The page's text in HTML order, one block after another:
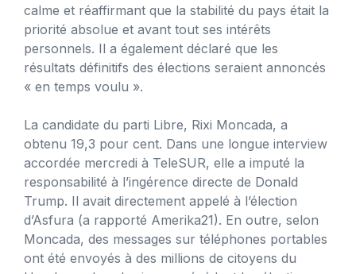
calme et réaffirmant que la stabilité du pays était la
priorité absolue et avant tout ses intérêts
personnels. Il a également déclaré que les
résultats définitifs des élections seraient annoncés
« en temps voulu ».
La candidate du parti Libre, Rixi Moncada, a
obtenu 19,3 pour cent. Dans une longue interview
accordée mercredi à TeleSUR, elle a imputé la
responsabilité à l’ingérence directe de Donald
Trump. Il avait directement appelé à l’élection
d’Asfura (a rapporté Amerika21). En outre, selon
Moncada, des messages sur téléphones portables
ont été envoyés à des millions de citoyens du